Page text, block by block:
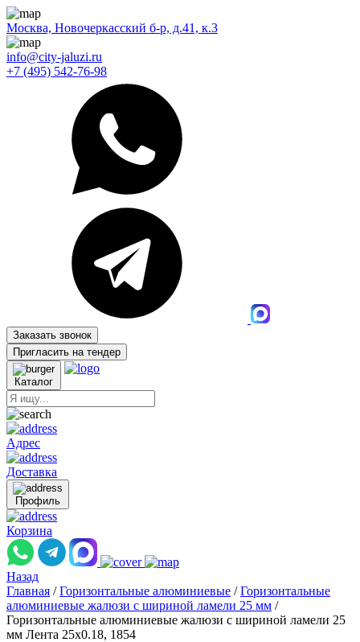
Москва, Новочеркасский б-р, д.41, к.3
info@city-jaluzi.ru
+7 (495) 542-76-98
Заказать звонок
Пригласить на тендер
Каталог
Адрес
Доставка
Профиль
Корзина
Назад
Главная / Горизонтальные алюминиевые / Горизонтальные
алюминиевые жалюзи с шириной ламели 25 мм /
Горизонтальные алюминиевые жалюзи с шириной ламели 25
мм Лента 25x0.18, 1854